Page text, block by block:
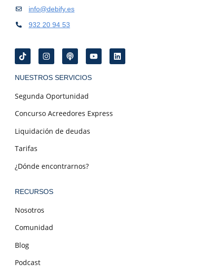
info@debify.es
932 20 94 53
NUESTROS SERVICIOS
Segunda Oportunidad
Concurso Acreedores Express
Liquidación de deudas
Tarifas
¿Dónde encontrarnos?
RECURSOS
Nosotros
Comunidad
Blog
Podcast